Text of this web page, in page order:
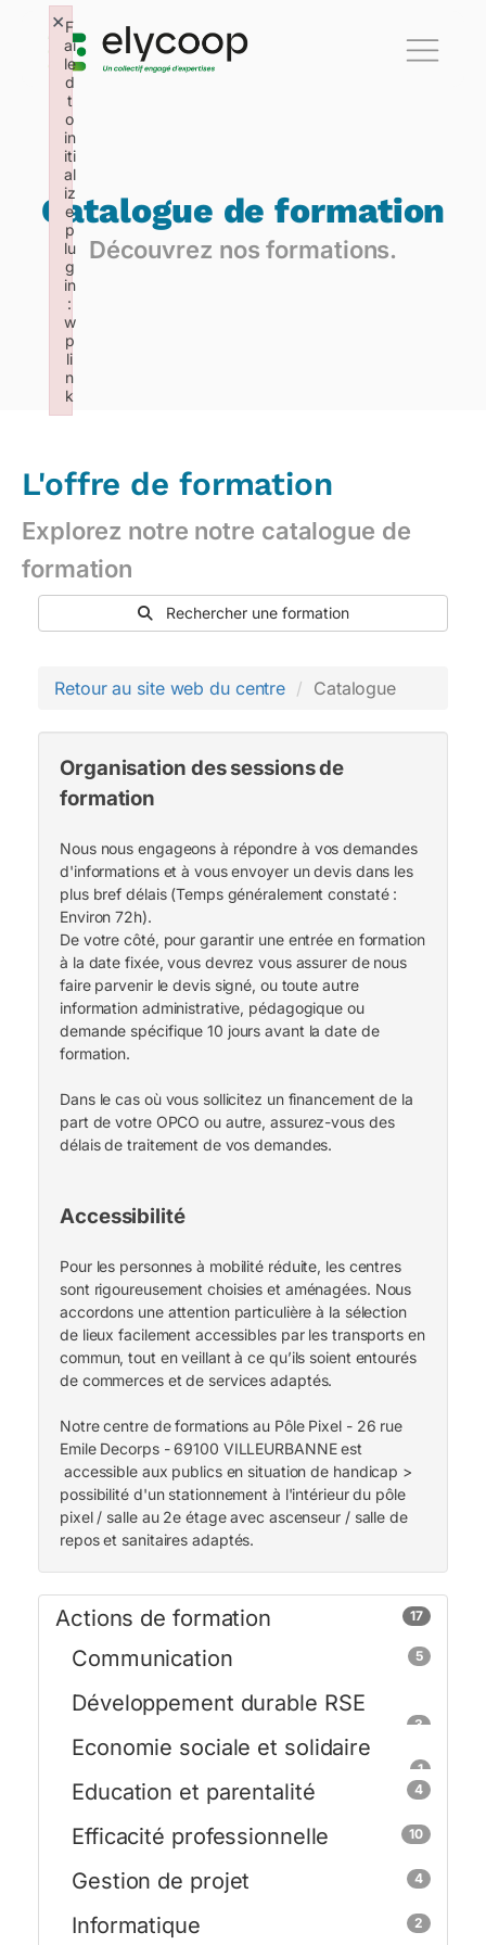
Catalogue de formation
Découvrez nos formations.
L'offre de formation
Explorez notre notre catalogue de
formation
Rechercher une formation
Retour au site web du centre Catalogue
Catalogue
Organisation des sessions de
formation
Nous nous engageons à répondre à vos demandes
d'informations et à vous envoyer un devis dans les
plus bref délais (Temps généralement constaté :
Environ 72h).
De votre côté, pour garantir une entrée en formation
à la date fixée, vous devrez vous assurer de nous
faire parvenir le devis signé, ou toute autre
information administrative, pédagogique ou
demande spécifique 10 jours avant la date de
formation.
Dans le cas où vous sollicitez un financement de la
part de votre OPCO ou autre, assurez-vous des
délais de traitement de vos demandes.
Accessibilité
Pour les personnes à mobilité réduite, les centres
sont rigoureusement choisies et aménagées. Nous
accordons une attention particulière à la sélection
de lieux facilement accessibles par les transports en
commun, tout en veillant à ce qu’ils soient entourés
de commerces et de services adaptés.
Notre centre de formations au Pôle Pixel - 26 rue
Emile Decorps - 69100 VILLEURBANNE est
accessible aux publics en situation de handicap >
possibilité d'un stationnement à l'intérieur du pôle
pixel / salle au 2e étage avec ascenseur / salle de
repos et sanitaires adaptés.
Actions de formation 17
Communication 5
Développement durable RSE
3
Economie sociale et solidaire
1
Education et parentalité 4
Efficacité professionnelle 10
Gestion de projet 4
Informatique 2
F
ai
le
d
t
o
in
iti
al
iz
e
p
lu
g
in
:
w
p
li
n
k
×
Failed to initialize plugin: wplink